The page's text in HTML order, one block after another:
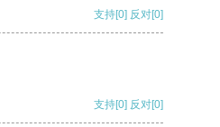
支持[0] 反对[0]
支持[0] 反对[0]